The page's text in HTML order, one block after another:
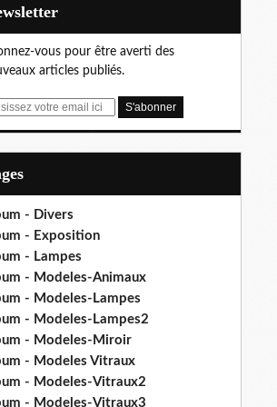
vous pour être averti des
articles publiés.
- Divers
- Exposition
- Lampes
- Modeles-Animaux
- Modeles-Lampes
- Modeles-Lampes2
- Modeles-Miroir
- Modeles Vitraux
- Modeles-Vitraux2
- Modeles-Vitraux3